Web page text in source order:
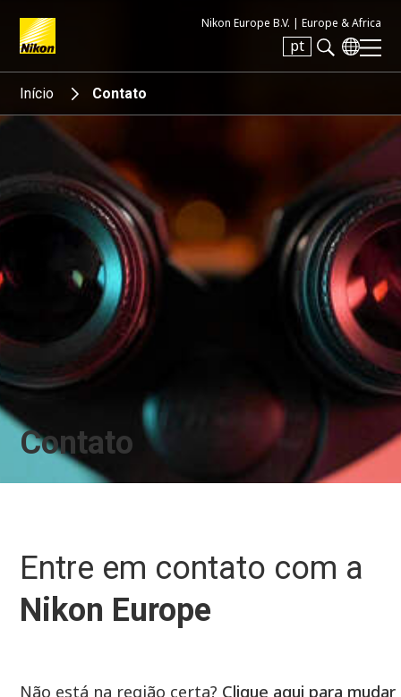
Nikon Europe B.V. | Europe & Africa
pt
Search keyword(s)
Início Contato
Contato
Entre em contato com a
Nikon Europe
Não está na região certa? Clique aqui para mudar